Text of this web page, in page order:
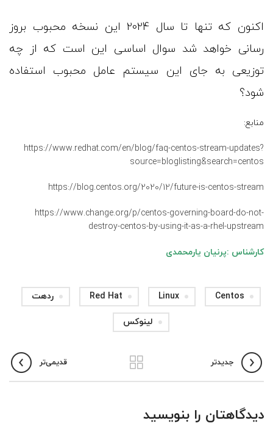
اکنون که تنها تا سال 2024 این نسخه محبوب بروز
رسانی خواهد شد سوال اساسی این است که از چه
توزیعی به جای این سیستم عامل محبوب استفاده
شود؟
منابع:
https://www.redhat.com/en/blog/faq-centos-stream-updates?
source=bloglisting&search=centos
https://blog.centos.org/2020/12/future-is-centos-stream
https://www.change.org/p/centos-governing-board-do-not-
destroy-centos-by-using-it-as-a-rhel-upstream
کارشناس :پرنیان یارمحمدی
Centos
Linux
Red Hat ردهت
لینوکس
جدیدتر قدیمی‌تر
دیدگاهتان را بنویسید